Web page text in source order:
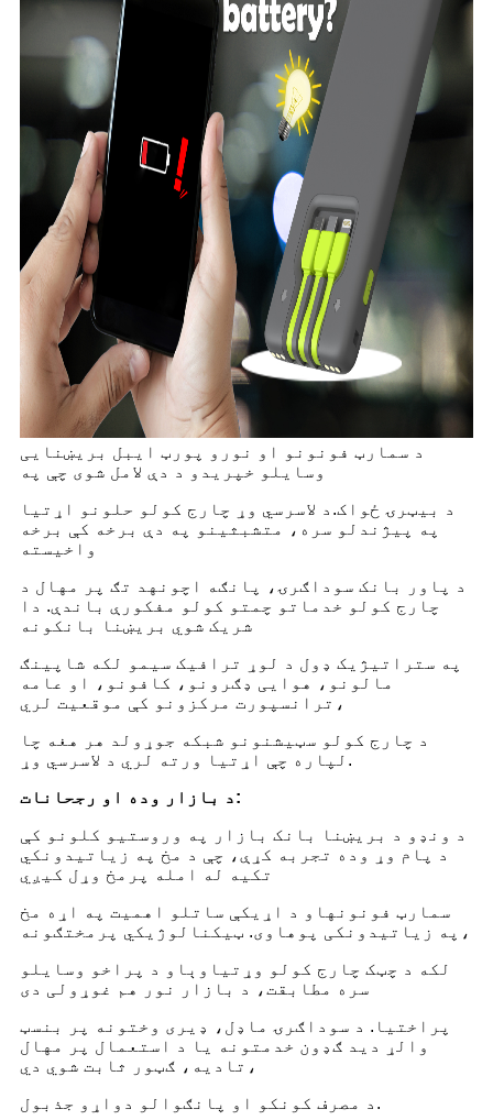
د سمارټ فونونو او نورو پورټ ایبل بریښنایی
وسایلو خپریدو د دې لامل شوی چې په
د بیټرۍ ځواک. د لاسرسي وړ چارج کولو حلونو اړتیا
په پیژندلو سره، متشبثینو په دې برخه کې برخه
واخیسته
د پاور بانک سوداګرۍ، پانګه اچونه د تګ پر مهال د
چارج کولو خدماتو چمتو کولو مفکورې باندې. دا
شریک شوي بریښنا بانکونه
په ستراتیژیک ډول د لوړ ترافیک سیمو لکه شاپینګ
مالونو، هوایی ډګرونو، کافونو، او عامه
ترانسپورت مرکزونو کې موقعیت لري،
د چارج کولو سټیشنونو شبکه جوړول د هر هغه چا
لپاره چې اړتیا ورته لري د لاسرسي وړ.
د بازار وده او رجحانات:
د ونډو د بریښنا بانک بازار په وروستیو کلونو کې
د پام وړ وده تجربه کړې، چې د مخ په زیاتیدونکي
تکیه له امله پرمخ وړل کیږي
سمارټ فونونه او د اړیکې ساتلو اهمیت په اړه مخ
په زیاتیدونکی پوهاوی. ټیکنالوژیکي پرمختګونه،
لکه د چټک چارج کولو وړتیاوې او د پراخو وسایلو
سره مطابقت، د بازار نور هم غوړولی دی
پراختیا. د سوداګرۍ ماډل، ډیری وختونه پر بنسټ
والړ دی د ګډون خدمتونه یا د استعمال پر مهال
تادیه، ګټور ثابت شوي دي،
د مصرف کونکو او پانګوالو دواړو جذبول.